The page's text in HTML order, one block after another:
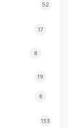
52
17
8
19
8
133